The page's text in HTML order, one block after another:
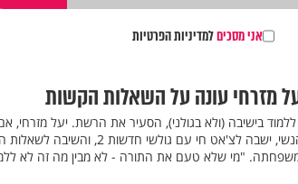
אני מסכיםלמדיניות הפרטיות
מזרחי עונה על השאלות הקשות
בניה, שהגיעו לגיל 18 וממשיכים ללמוד בישיבה (ולא בגולני), הסעיר את הרשת. יעל מזרחי,
ל-11 ואחת הדוברות המעניינות של הציבור החרדי הנשי, ישבה לצ'אט חי עם גולשי
משפחתה. "מי שלא טעם את התורה - לא מבין מה זה לא